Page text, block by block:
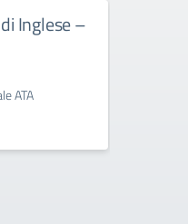
Inglese –
ATA